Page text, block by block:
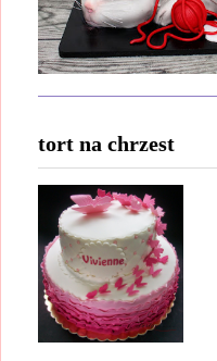
tort na chrzest